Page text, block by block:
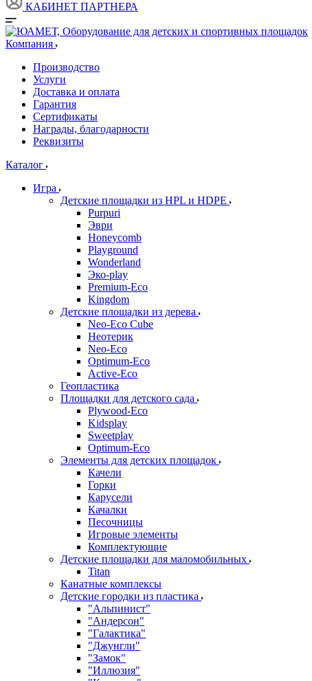
КАБИНЕТ ПАРТНЕРА
Компания
Производство
Услуги
Доставка и оплата
Гарантия
Сертификаты
Награды, благодарности
Реквизиты
Каталог
Игра
Детские площадки из HPL и HDPE
Purpuri
Эври
Honeycomb
Playground
Wonderland
Эко-play
Premium-Eco
Kingdom
Детские площадки из дерева
Neo-Eco Cube
Неотерик
Neo-Eco
Оptimum-Еco
Active-Eco
Геопластика
Площадки для детского сада
Plywood-Eco
Kidsplay
Sweetplay
Оptimum-Еco
Элементы для детских площадок
Качели
Горки
Карусели
Качалки
Песочницы
Игровые элементы
Комплектующие
Детские площадки для маломобильных
Titan
Канатные комплексы
Детские городки из пластика
"Альпинист"
"Андерсон"
"Галактика"
"Джунгли"
"Замок"
"Иллюзия"